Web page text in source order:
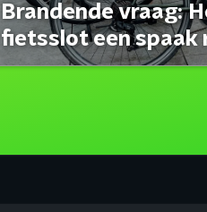
Brandende vraag:
fietsslot een spaak